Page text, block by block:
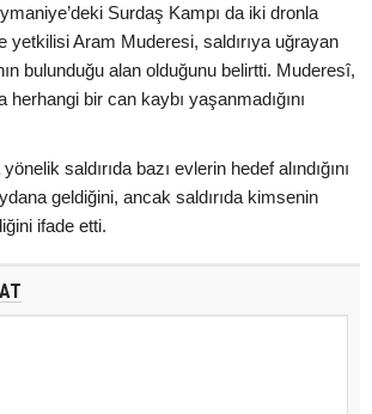
Surdaş Kampı da iki dronla
yetkilisi Aram Muderesi, saldırıya uğrayan
bulunduğu alan olduğunu belirtti. Muderesî,
herhangi bir can kaybı yaşanmadığını
saldırıda bazı evlerin hedef alındığını
geldiğini, ancak saldırıda kimsenin
ifade etti.